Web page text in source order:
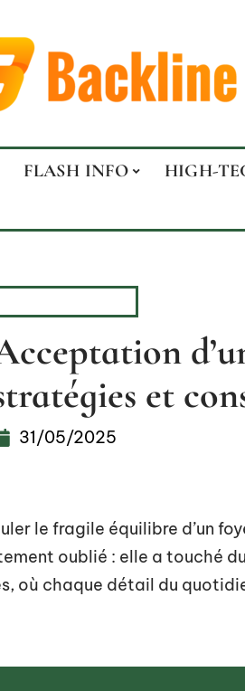
FLASH INFO HIGH-
et
31/05/2025
le fragile équilibre d’un
oublié : elle a touché du
où chaque détail du